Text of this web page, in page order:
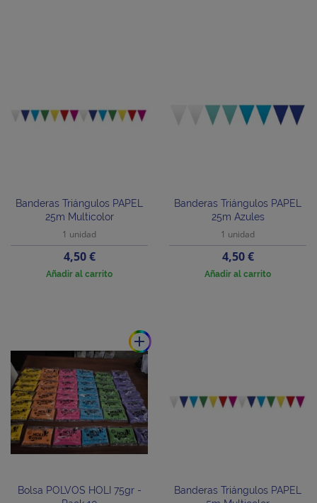
Banderas Triángulos PAPEL
25m Multicolor
1 unidad
Precio
4,50 €
Añadir al carrito
Banderas Triángulos PAPEL
25m Azules
1 unidad
Precio
4,50 €
Añadir al carrito
add
Bolsa POLVOS HOLI 75gr -
Banderas Triángulos PAPEL